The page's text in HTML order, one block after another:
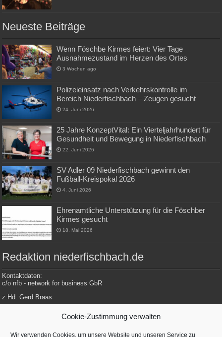
Cookie-Zustimmung verwalten
Wir verwenden Cookies, um unsere Website und unseren Service zu
Neueste Beiträge
Wenn Föschbe Kirmes feiert: Vier Tage
Ausnahmezustand im Herzen des Ortes
3 Wochen ago
Polizeieinsatz nach Verkehrskontrolle im
Bereich Niederfischbach – Zeugen gesucht
24. Juni 2026
25 Jahre KonzeptVital: Ein Vierteljahrhundert für
Gesundheit und Bewegung in Niederfischbach
22. Juni 2026
SV Adler 09 Niederfischbach gewinnt den
Fußball-Kreispokal 2026
4. Juni 2026
Ehrenamtliche Unterstützung für die Föschber
Kirmes gesucht
18. Mai 2026
Redaktion niederfischbach.de
Kontaktdaten:
c/o nfb - network for business GbR
z.Hd. Gerd Braas